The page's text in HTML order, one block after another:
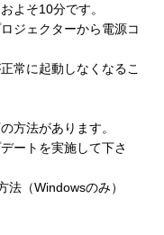
よそ10分です。
ジェクターから電源コ
常に起動しなくなるこ
方法があります。
ートを実施して下さ
法（Windowsのみ）